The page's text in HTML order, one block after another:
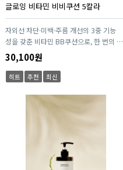
으로 간편하게 섭취할 수 있는 액상 스틱
(또는 병) 타입은 직장인, 자영업자, 운전
자, 잦은 회식과 음주가 있는 분, 건강관리
에 관심이 많은 소비자 모두에게 부담 없이
추천할 수 있습니다. 엄선된 원료와 철저한
품질관리 시스템을 통해 제조되어 안심하
고 꾸준히 섭취할 수 있으며, 간 건강은 물
도움을 줄 수 있습니다. 위하여는 단순한
건강기능식품이 아니라, 소중한 사람의 건
강을 생각하는 마음을 담은 프리미엄 간 건
오늘도 건강한 하루를 위하여." 매일 한 병
의 건강 습관으로 활력 있는 일상과 건강한
간 관리를 시작해 보십시오.
글로잉 비타민 비비쿠션 5칼라
자외선 차단·미백·주름 개선의 3중 기능
성을 갖춘 비타민 BB쿠션으로, 한 번의 터
치로 결점은 자연스럽게 커버하고 촉촉한
광채 피부를 완성합니다. 5가지 멀티 비타
민 복합체가 피부 활력을 높이고 수분을 공
급해 건강한 피부 컨디션을 유지합니다. 땀
과 유분에도 무너지지 않는 스웨트프루프
포뮬러로 하루 종일 깨끗한 피부 표현을 지
30,100원
히트 추천 최신